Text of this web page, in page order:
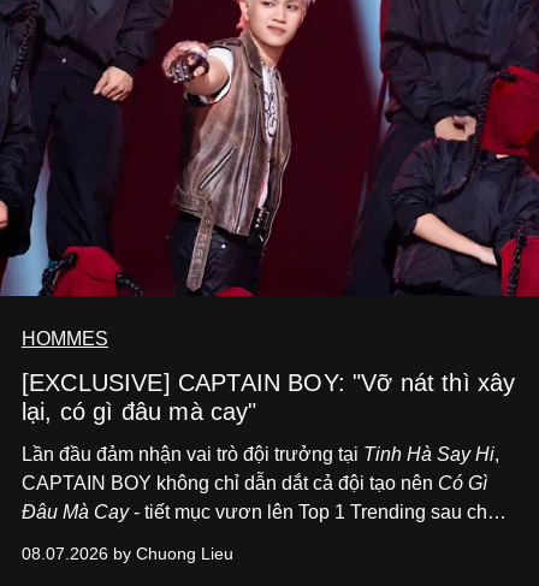
HOMMES
[EXCLUSIVE] CAPTAIN BOY: "Vỡ nát thì xây
lại, có gì đâu mà cay"
Lần đầu đảm nhận vai trò đội trưởng tại Tinh Hà Say Hi,
CAPTAIN BOY không chỉ dẫn dắt cả đội tạo nên Có Gì
Đâu Mà Cay- tiết mục vươn lên Top 1 Trending sau chưa
để lắng nghe, kết nối và tin tưởng đồng đội. Với nam
08.07.2026 by Chuong Lieu